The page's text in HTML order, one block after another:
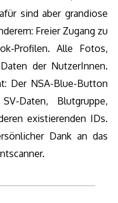
sind aber grandiose
Freier Zugang zu
Profilen. Alle Fotos,
der NutzerInnen.
Der NSA-Blue-Button
Daten, Blutgruppe,
existierenden IDs.
Dank an das